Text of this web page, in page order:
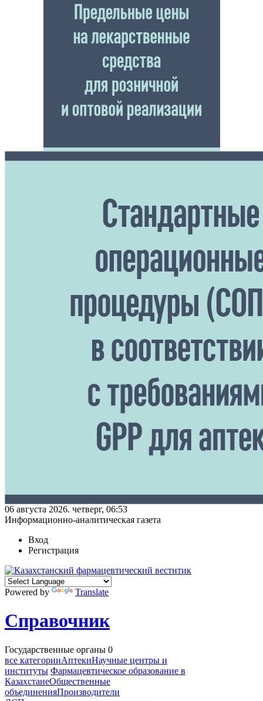
06 августа 2026. четверг, 06:53
Информационно-аналитическая газета
Вход
Регистрация
Powered by Translate
Справочник
Государственные органы 0
все категорииАптекиНаучные центры и
институты Фармацевтическое образование в
КазахстанеОбщественные
объединенияПроизводители